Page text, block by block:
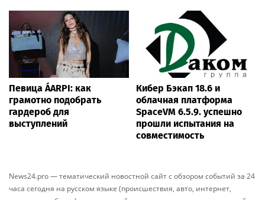
Певица ÁARPI: как
грамотно подобрать
гардероб для
выступлений
Кибер Бэкап 18.6 и
облачная платформа
SpaceVM 6.5.9. успешно
прошли испытания на
совместимость
News24.pro — тематический новостной сайт с обзором событий за 24
часа сегодня на русском языке (происшествия, авто, интернет,